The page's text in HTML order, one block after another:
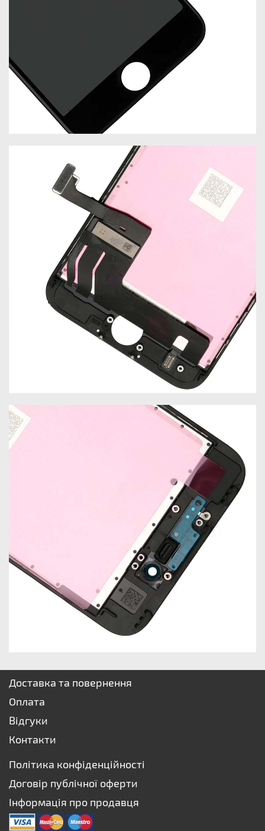
Доставка та повернення
Оплата
Відгуки
Контакти
Політика конфіденційності
Договір публічної оферти
Інформація про продавця